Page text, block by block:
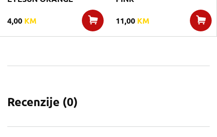
4,00 KM 11,00 KM
Recenzije (0)